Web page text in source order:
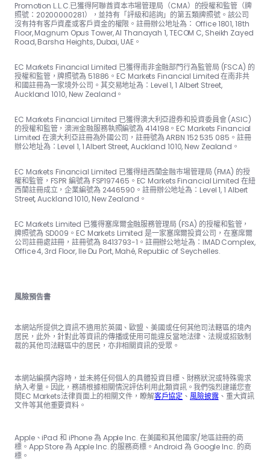
Promotion L.L.C.已獲得阿聯酋資本市場管理局（CMA）的授權和監管（牌
照號：20200000281），並持有「評級和諮詢」的第五類牌照號。該公司
沒有持有客戶資產或客戶資金的權限。註冊辦公地址為： Office 1801, 18th
Floor, Magnum Opus Tower, Al Thanayah 1, TECOM C, Sheikh Zayed
Road, Barsha Heights, Dubai, UAE。
EC Markets Financial Limited 已獲得南非金融部門行為監管局 (FSCA) 的
授權和監管，牌照號為 51886。EC Markets Financial Limited 在南非共
和國註冊為一家境外公司。其交易地址為：Level 1, 1 Albert Street,
Auckland 1010, New Zealand。
EC Markets Financial Limited 已獲得澳大利亞證券和投資委員會 (ASIC)
的授權和監管，澳洲金融服務執照編號為 414198。EC Markets Financial
Limited 在澳大利亞註冊為外國公司，註冊號為 ARBN 152 535 085。註冊
辦公地址為：Level 1, 1 Albert Street, Auckland 1010, New Zealand。
EC Markets Financial Limited 已獲得紐西蘭金融市場管理局 (FMA) 的授
權和監管，FSPR 編號為 FSP197465。EC Markets Financial Limited 在紐
西蘭註冊成立，企業編號為 2446590。註冊辦公地址為：Level 1, 1 Albert
Street, Auckland 1010, New Zealand。
EC Markets Limited 已獲得塞席爾金融服務管理局 (FSA) 的授權和監管，
牌照號為 SD009。EC Markets Limited 是一家塞席爾投資公司，在塞席爾
公司註冊處註冊，註冊號為 8413793-1。註冊辦公地址為：IMAD Complex,
Office 4, 3rd Floor, Ile Du Port, Mahé, Republic of Seychelles.
風險預告書
本網站所提供之資訊不適用於英國、歐盟、美國或任何其他司法轄區的境內
居民，此外，針對此等資訊的傳播或使用可能違反當地法律、法規或招致制
裁的其他司法轄區中的居民，亦非相關資訊的受眾。
本網站編撰內容時，並未將任何個人的具體投資目標、財務狀況或特殊需求
納入考量。因此，務請根據相關情況評估利用此類資訊。我們強烈建議您查
閱EC Markets法律頁面上的相關文件，瞭解客戶協定 、風險披露、重大資訊
文件等其他重要資料。
Apple、iPad 和 iPhone 為 Apple Inc. 在美國和其他國家/地區註冊的商
標。App Store 為 Apple Inc. 的服務商標。Android 為 Google Inc. 的商
標。